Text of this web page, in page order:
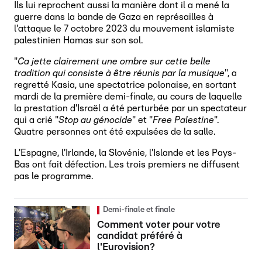
Ils lui reprochent aussi la manière dont il a mené la
guerre dans la bande de Gaza en représailles à
l'attaque le 7 octobre 2023 du mouvement islamiste
palestinien Hamas sur son sol.
"Ca jette clairement une ombre sur cette belle
tradition qui consiste à être réunis par la musique", a
regretté Kasia, une spectatrice polonaise, en sortant
mardi de la première demi-finale, au cours de laquelle
la prestation d'Israël a été perturbée par un spectateur
qui a crié "Stop au génocide" et "Free Palestine".
Quatre personnes ont été expulsées de la salle.
L'Espagne, l'Irlande, la Slovénie, l'Islande et les Pays-
Bas ont fait défection. Les trois premiers ne diffusent
pas le programme.
Demi-finale et finale
Comment voter pour votre
candidat préféré à
l'Eurovision?